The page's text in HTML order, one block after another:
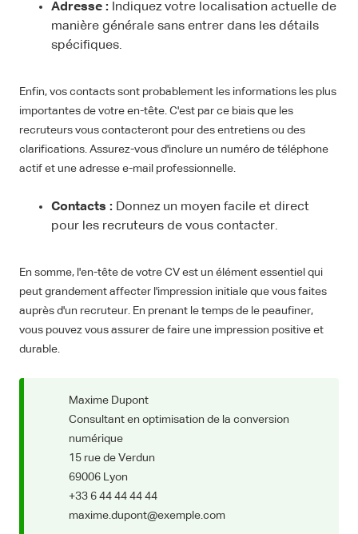
Adresse : Indiquez votre localisation actuelle de
manière générale sans entrer dans les détails
spécifiques.
Enfin, vos contacts sont probablement les informations les plus
importantes de votre en-tête. C'est par ce biais que les
recruteurs vous contacteront pour des entretiens ou des
clarifications. Assurez-vous d'inclure un numéro de téléphone
actif et une adresse e-mail professionnelle.
Contacts : Donnez un moyen facile et direct
pour les recruteurs de vous contacter.
En somme, l'en-tête de votre CV est un élément essentiel qui
peut grandement affecter l'impression initiale que vous faites
auprès d'un recruteur. En prenant le temps de le peaufiner,
vous pouvez vous assurer de faire une impression positive et
durable.
Maxime Dupont
Consultant en optimisation de la conversion
numérique
15 rue de Verdun
69006 Lyon
+33 6 44 44 44 44
maxime.dupont@exemple.com